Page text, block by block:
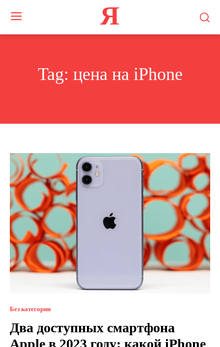
Я
Tag: цена на iPhone
Без категории
Два доступных смартфона
Apple в 2023 году: какой iPhone